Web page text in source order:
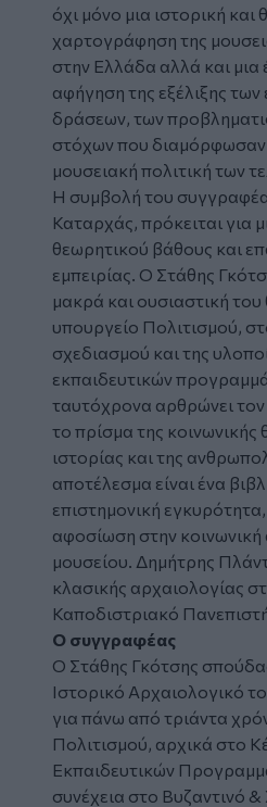
όχι μόνο μια ιστορική και
χαρτογράφηση της
στην Ελλάδα αλλά και μια
αφήγηση της εξέλιξης των
δράσεων, των
στόχων που διαμόρφωσαν
μουσειακή πολιτική των
Η συμβολή του συγγραφέα
Καταρχάς, πρόκειται για
θεωρητικού βάθους και
εμπειρίας. Ο Στάθης
μακρά και ουσιαστική του
υπουργείο Πολιτισμού,
σχεδιασμού και της
εκπαιδευτικών
ταυτόχρονα αρθρώνει
το πρίσμα της κοινωνικής
ιστορίας και της
αποτέλεσμα είναι ένα
επιστημονική εγκυρότητα,
αφοσίωση στην
μουσείου. Δημήτρης
κλασικής αρχαιολογίας
Καποδιστριακό
Ο συγγραφέας
Ο Στάθης Γκότσης
Ιστορικό Αρχαιολογικό
για πάνω από τριάντα
Πολιτισμού, αρχικά στο
Εκπαιδευτικών
συνέχεια στο Βυζαντινό &